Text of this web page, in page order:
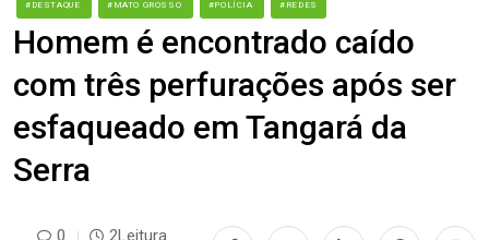
#DESTAQUE #MATO GROSSO #POLÍCIA #REDES
Homem é encontrado caído
com três perfurações após ser
esfaqueado em Tangará da
Serra
0 2Leitura